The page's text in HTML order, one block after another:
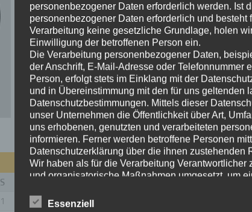
S
1
personenbezogener Daten erforderlich werden. Ist
personenbezogener Daten erforderlich und besteht
Verarbeitung keine gesetzliche Grundlage, holen
Einwilligung der betroffenen Person ein.
Die Verarbeitung personenbezogener Daten,
der Anschrift, E-Mail-Adresse oder Telefonnummer
Person, erfolgt stets im Einklang mit der
und in Übereinstimmung mit den für uns geltenden
Datenschutzbestimmungen. Mittels dieser
unser Unternehmen die Öffentlichkeit über Art,
uns erhobenen, genutzten und verarbeiteten
informieren. Ferner werden betroffene Personen
Datenschutzerklärung über die ihnen zustehenden
Wir haben als für die Verarbeitung Verantwortlicher
und organisatorische Maßnahmen umgesetzt, um
personenbezogenen Daten sicherzustellen.
Essenziell